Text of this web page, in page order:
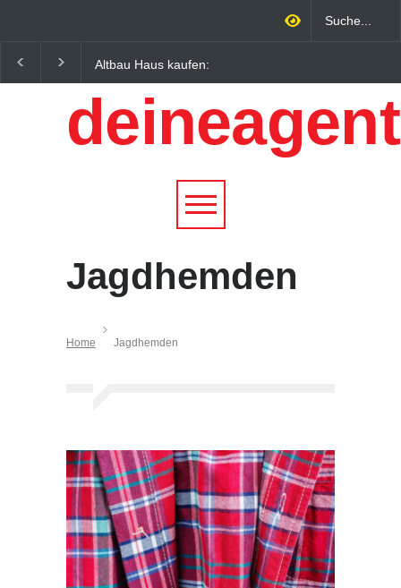
Altbau Haus kaufen:
Unterschiede zwischen
Süddeutschland und
Österreich einfach erklärt
Wirtschaftsfaktor: Wie
Qualitätstourismus
profitieren
Jagdhemden
Home Jagdhemden